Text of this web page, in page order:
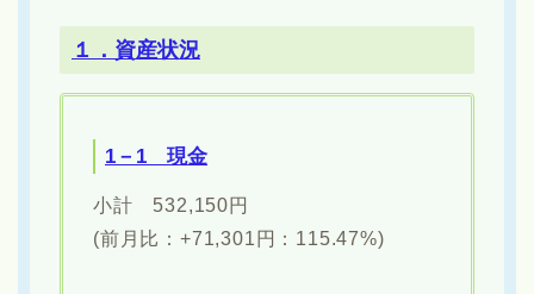
１．資産状況
1－1 現金
小計 532,150円
(前月比：+71,301円：115.47%)